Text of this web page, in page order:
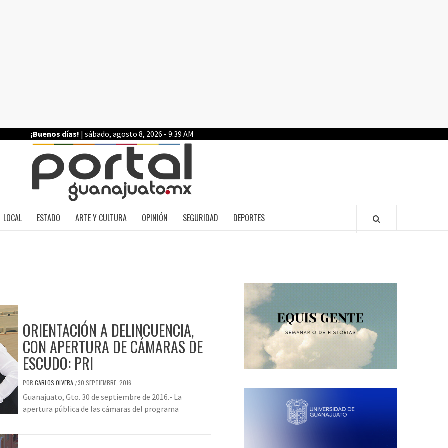
¡Buenos días! | sábado, agosto 8, 2026 - 9:39 AM
LOCAL ESTADO ARTE Y CULTURA OPINIÓN SEGURIDAD DEPORTES
ORIENTACIÓN A DELINCUENCIA,
CON APERTURA DE CÁMARAS DE
ESCUDO: PRI
POR CARLOS OLVERA /30 SEPTIEMBRE, 2016
Guanajuato, Gto. 30 de septiembre de 2016.- La
apertura pública de las cámaras del programa